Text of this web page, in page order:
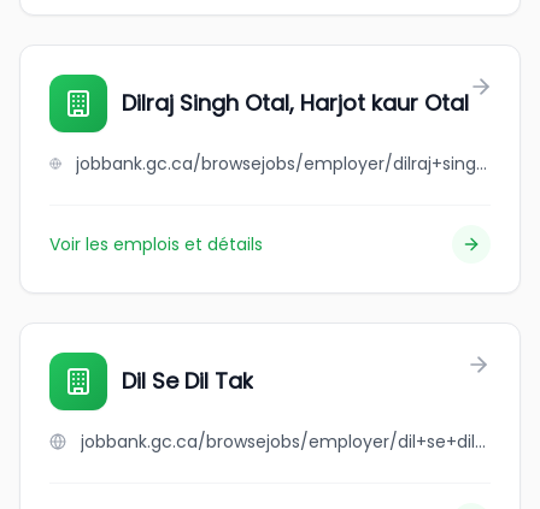
Dilraj Singh Otal, Harjot kaur Otal
jobbank.gc.ca/browsejobs/employer/dilraj+singh+otal%2C+harjot+kaur+otal/ca
Voir les emplois et détails
Dil Se Dil Tak
jobbank.gc.ca/browsejobs/employer/dil+se+dil+tak/ca